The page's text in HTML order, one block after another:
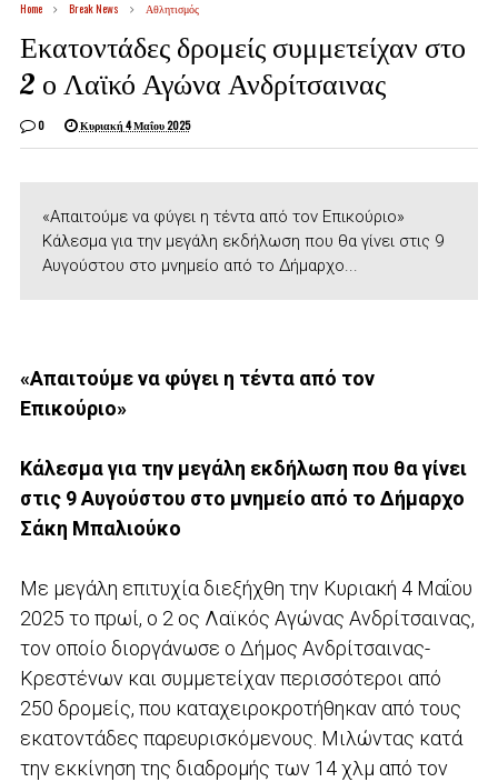
Home Break News Αθλητισμός
Εκατοντάδες δρομείς συμμετείχαν στο
2 ο Λαϊκό Αγώνα Ανδρίτσαινας
0 Κυριακή 4 Μαΐου 2025
«Απαιτούμε να φύγει η τέντα από τον Επικούριο»
Κάλεσμα για την μεγάλη εκδήλωση που θα γίνει στις 9
Αυγούστου στο μνημείο από το Δήμαρχο...
«Απαιτούμε να φύγει η τέντα από τον
Επικούριο»
Κάλεσμα για την μεγάλη εκδήλωση που θα γίνει
στις 9 Αυγούστου στο μνημείο από το Δήμαρχο
Σάκη Μπαλιούκο
Με μεγάλη επιτυχία διεξήχθη την Κυριακή 4 Μαΐου
2025 το πρωί, ο 2 ος Λαϊκός Αγώνας Ανδρίτσαινας,
τον οποίο διοργάνωσε ο Δήμος Ανδρίτσαινας-
Κρεστένων και συμμετείχαν περισσότεροι από
250 δρομείς, που καταχειροκροτήθηκαν από τους
εκατοντάδες παρευρισκόμενους. Μιλώντας κατά
την εκκίνηση της διαδρομής των 14 χλμ από τον